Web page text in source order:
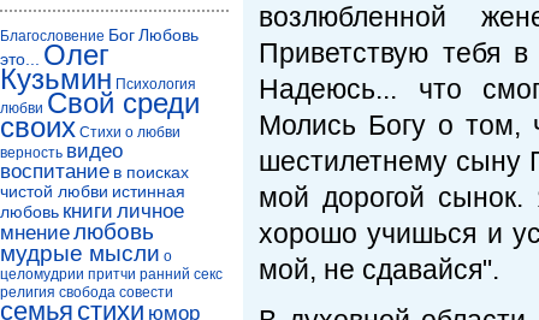
возлюбленной
Приветствую тебя
Надеюсь... что
Молись Богу о том,
шестилетнему сыну
мой дорогой
хорошо учишься и
мой, не сдавайся".
Благословение БогЛюбовь
это...
Олег
Кузьмин Психология
любви Свой среди
своих Стихи о любви
верность видео
воспитание в поисках
чистой любви истинная
любовь книги личное
мнениелюбовь
мудрые мысли о
целомудрии притчи ранний секс
религия свобода совести
семья стихи юмор